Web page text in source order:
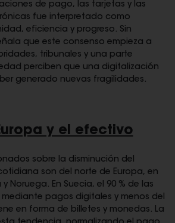
de pago, las tarjetas y las
fue interpretado como
eficiencia y progreso. Sin
que este consenso empieza a
tribunales y una parte
perciben que una digitalización
generado nuevas fragilidades.
y el efectivo
sobre la disminución del
son del norte de Europa, en
Noruega. En Suecia, el 90 % de las
mediante pagos digitales y menos del
en forma de billetes y monedas. La